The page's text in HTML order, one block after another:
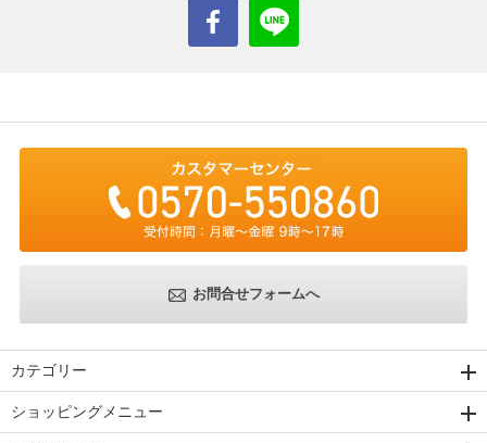
お問合せフォームへ
カテゴリー
ショッピングメニュー